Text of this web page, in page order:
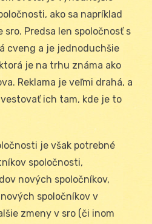
ako sa napríklad
Predsa len spoločnosť s
cveng a je jednoduchšie
je na trhu známa ako
Reklama je veľmi drahá, a
ich tam, kde je to
je však potrebné
spoločnosti,
nových spoločníkov,
spoločníkov v
zmeny v sro (či inom